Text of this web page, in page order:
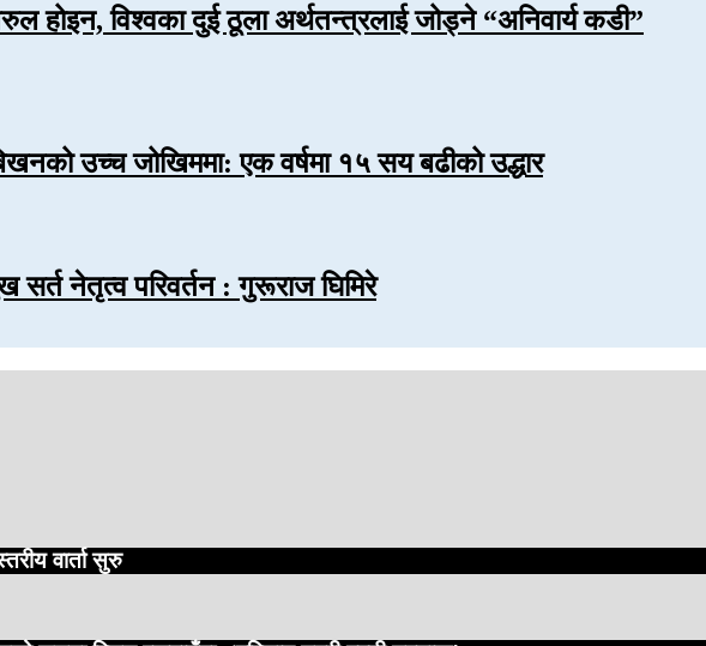
विश्वका दुई ठूला अर्थतन्त्रलाई जोड्ने “अनिवार्य कडी”
उच्च जोखिममा: एक वर्षमा १५ सय बढीको उद्धार
सर्त नेतृत्व परिवर्तन : गुरूराज घिमिरे
वार्ता सुरु